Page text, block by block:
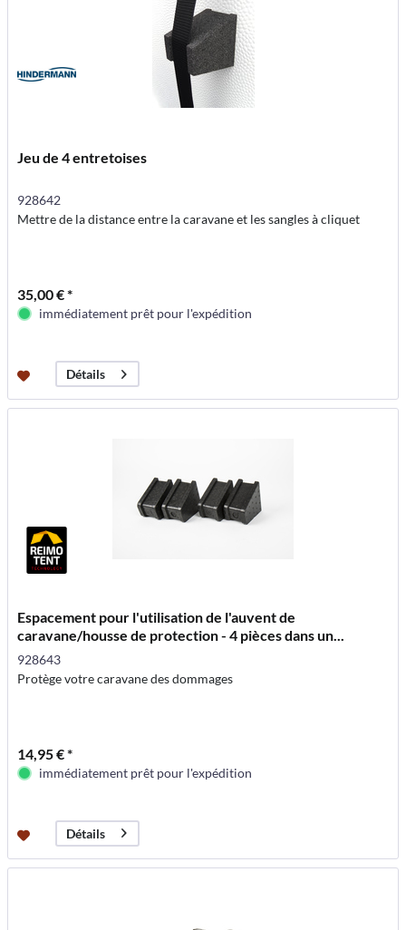
Jeu de 4 entretoises
928642
Mettre de la distance entre la caravane et les sangles à cliquet
35,00 € *
immédiatement prêt pour l'expédition
Détails
Espacement pour l'utilisation de l'auvent de
caravane/housse de protection - 4 pièces dans un...
928643
Protège votre caravane des dommages
14,95 € *
immédiatement prêt pour l'expédition
Détails